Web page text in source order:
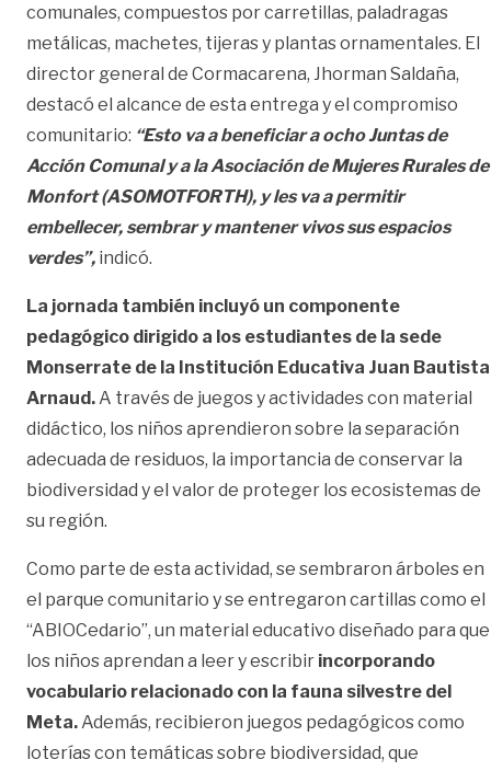
comunales, compuestos por carretillas, paladragas
metálicas, machetes, tijeras y plantas ornamentales. El
director general de Cormacarena, Jhorman Saldaña,
destacó el alcance de esta entrega y el compromiso
comunitario: “Esto va a beneficiar a ocho Juntas de
Acción Comunal y a la Asociación de Mujeres Rurales de
Monfort (ASOMOTFORTH), y les va a permitir
embellecer, sembrar y mantener vivos sus espacios
verdes”, indicó.
La jornada también incluyó un componente
pedagógico dirigido a los estudiantes de la sede
Monserrate de la Institución Educativa Juan Bautista
Arnaud. A través de juegos y actividades con material
didáctico, los niños aprendieron sobre la separación
adecuada de residuos, la importancia de conservar la
biodiversidad y el valor de proteger los ecosistemas de
su región.
Como parte de esta actividad, se sembraron árboles en
el parque comunitario y se entregaron cartillas como el
“ABIOCedario”, un material educativo diseñado para que
los niños aprendan a leer y escribir incorporando
vocabulario relacionado con la fauna silvestre del
Meta. Además, recibieron juegos pedagógicos como
loterías con temáticas sobre biodiversidad, que